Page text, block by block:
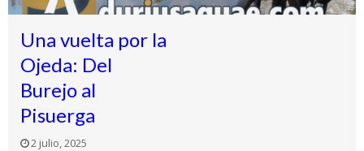
Una vuelta por la
Ojeda: Del
Burejo al
Pisuerga
2 julio, 2025